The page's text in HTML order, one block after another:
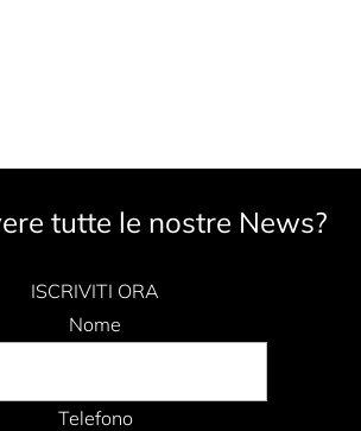
tutte le nostre News?
ISCRIVITI ORA
Nome
Telefono